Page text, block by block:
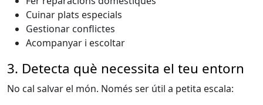
Cuinar plats especials
Gestionar conflictes
Acompanyar i escoltar
3. Detecta què necessita el teu entorn
No cal salvar el món. Només ser útil a petita escala: